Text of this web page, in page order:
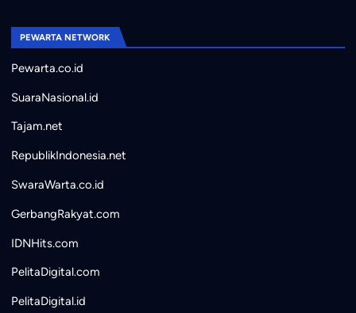
PEWARTA NETWORK
Pewarta.co.id
SuaraNasional.id
Tajam.net
RepublikIndonesia.net
SwaraWarta.co.id
GerbangRakyat.com
IDNHits.com
PelitaDigital.com
PelitaDigital.id